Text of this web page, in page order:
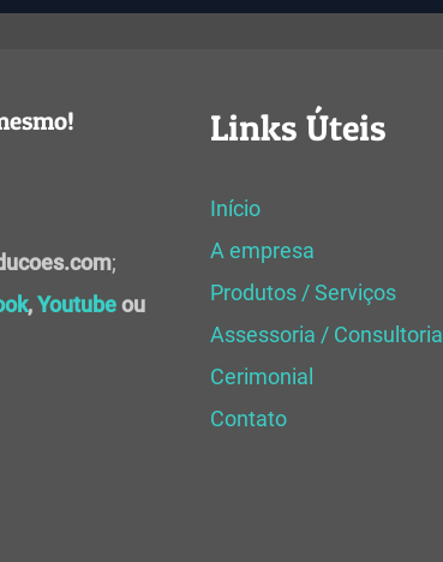
;
,Youtubeou
Links Úteis
Início
A empresa
Produtos / Serviços
Assessoria / Consultoria
Cerimonial
Contato